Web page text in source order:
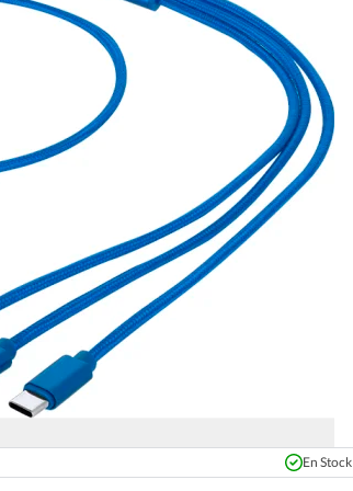
En Stock